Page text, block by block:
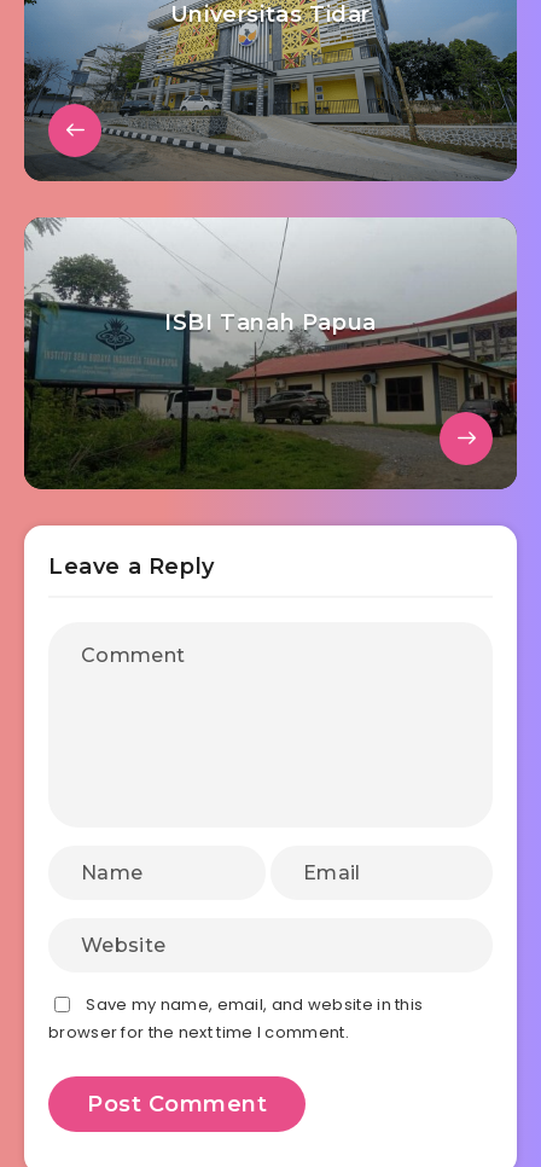
Universitas Tidar
ISBI Tanah Papua
Leave a Reply
Save my name, email, and website in this
browser for the next time I comment.